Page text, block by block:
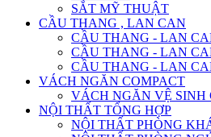
SẮT MỸ THUẬT
CẦU THANG , LAN CAN
CẦU THANG - LAN
CẦU THANG - LAN
CẦU THANG - LAN
VÁCH NGĂN COMPACT
VÁCH NGĂN VỆ SINH
NỘI THẤT TỔNG HỢP
NỘI THẤT PHÒNG